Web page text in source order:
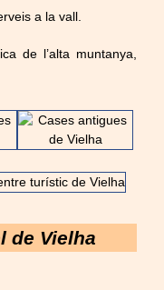
a la vall.
de l’alta muntanya,
de Vielha